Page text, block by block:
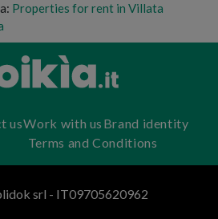
Properties for rent in Villata
usWork with us Brand identity
Terms and Conditions
srl - IT09705620962